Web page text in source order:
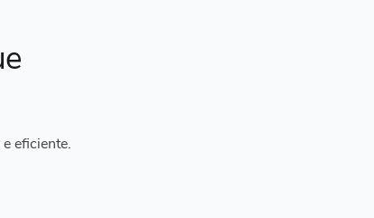
eficiente.